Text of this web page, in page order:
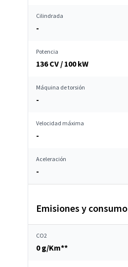
Cilindrada
-
Potencia
136 CV / 100 kW
Máquina de torsión
-
Velocidad máxima
-
Aceleración
-
Emisiones y consumo
CO2
0 g/Km**